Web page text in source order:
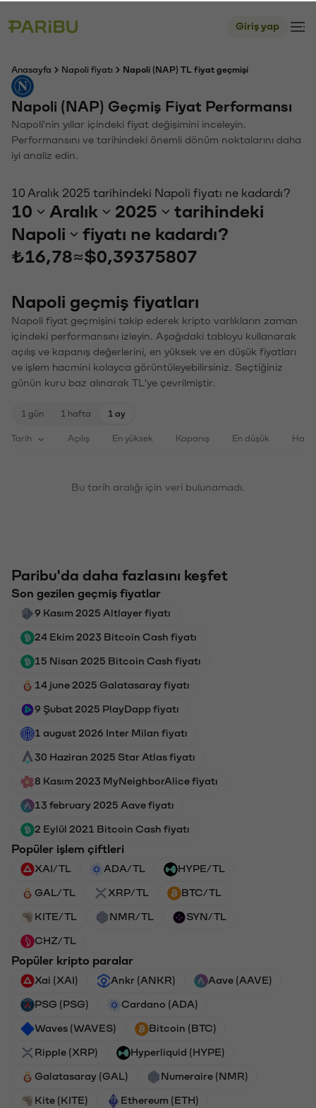
Giriş yap
Anasayfa Napoli fiyatı Napoli (NAP) TL fiyat geçmişi
Napoli (NAP) Geçmiş Fiyat Performansı
Napoli'nin yıllar içindeki fiyat değişimini inceleyin.
Performansını ve tarihindeki önemli dönüm noktalarını daha
iyi analiz edin.
10 Aralık 2025 tarihindeki Napoli fiyatı ne kadardı?
10 Aralık 2025
tarihindeki
Napoli
fiyatı ne kadardı?
₺16,78≈$0,39375807
Napoli geçmiş fiyatları
Napoli fiyat geçmişini takip ederek kripto varlıkların zaman
içindeki performansını izleyin. Aşağıdaki tabloyu kullanarak
açılış ve kapanış değerlerini, en yüksek ve en düşük fiyatları
ve işlem hacmini kolayca görüntüleyebilirsiniz. Seçtiğiniz
günün kuru baz alınarak TL'ye çevrilmiştir.
1 gün 1 hafta 1 ay
Tarih Açılış En yüksek Kapanış En düşük
Bu tarih aralığı için veri bulunamadı.
Paribu'da daha fazlasını keşfet
Son gezilen geçmiş fiyatlar
9 Kasım 2025 Altlayer fiyatı
24 Ekim 2023 Bitcoin Cash fiyatı
15 Nisan 2025 Bitcoin Cash fiyatı
14 june 2025 Galatasaray fiyatı
9 Şubat 2025 PlayDapp fiyatı
1 august 2026 Inter Milan fiyatı
30 Haziran 2025 Star Atlas fiyatı
8 Kasım 2023 MyNeighborAlice fiyatı
13 february 2025 Aave fiyatı
2 Eylül 2021 Bitcoin Cash fiyatı
Popüler işlem çiftleri
XAI/TL ADA/TL HYPE/TL
GAL/TL XRP/TL BTC/TL
KITE/TL NMR/TL SYN/TL
CHZ/TL
Popüler kripto paralar
Xai (XAI) Ankr (ANKR) Aave (AAVE)
PSG (PSG) Cardano (ADA)
Waves (WAVES) Bitcoin (BTC)
Ripple (XRP) Hyperliquid (HYPE)
Galatasaray (GAL) Numeraire (NMR)
Kite (KITE) Ethereum (ETH)